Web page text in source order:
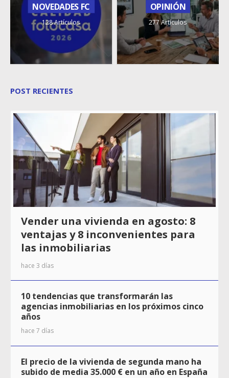
NOVEDADES FC
128 Artículos
OPINIÓN
277 Artículos
POST RECIENTES
Vender una vivienda en agosto: 8
ventajas y 8 inconvenientes para
las inmobiliarias
hace 3 días
10 tendencias que transformarán las
agencias inmobiliarias en los próximos cinco
años
hace 7 días
El precio de la vivienda de segunda mano ha
subido de media 35.000 € en un año en España